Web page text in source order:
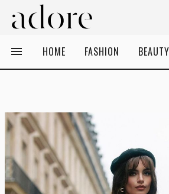
HOME FASHION BEAUTY